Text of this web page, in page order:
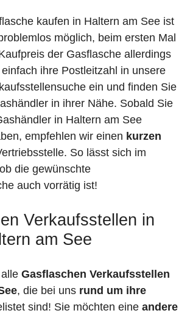
kaufen in Haltern am See ist
möglich, beim ersten Mal
der Gasflasche allerdings
ihre Postleitzahl in unsere
ein und finden Sie
in ihrer Nähe. Sobald Sie
in Haltern am See
empfehlen wir einen kurzen
So lässt sich im
die gewünschte
auch vorrätig ist!
Verkaufsstellen in
am See
Gasflaschen Verkaufsstellen
, die bei uns rund um ihre
sind! Sie möchten eine andere